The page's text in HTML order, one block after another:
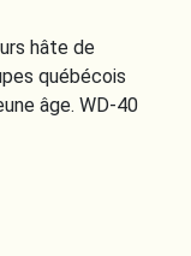
hâte de
québécois
âge. WD-40